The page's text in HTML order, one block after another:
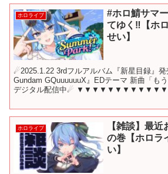
ホロライブ
#ホロ鯖サマ
てゆく‼【ホ
せい】
☄2025.1.22 3rdフルアルバム『新星目録』
Gundam GQuuuuuuX』EDテーマ 新曲「も
デジタル配信中☄
ホロライブ
【雑談】最
の巻【ホロラ
い】